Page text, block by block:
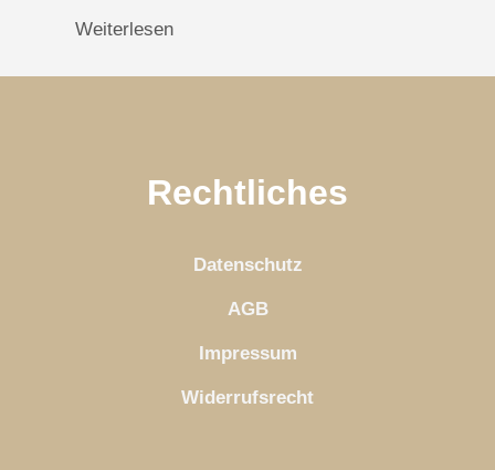
Weiterlesen
Rechtliches
Datenschutz
AGB
Impressum
Widerrufsrecht